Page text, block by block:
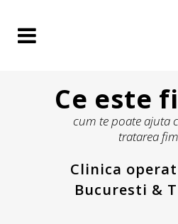
Ce este
cum te poate ajuta
tratarea
Clinica
Bucuresti &